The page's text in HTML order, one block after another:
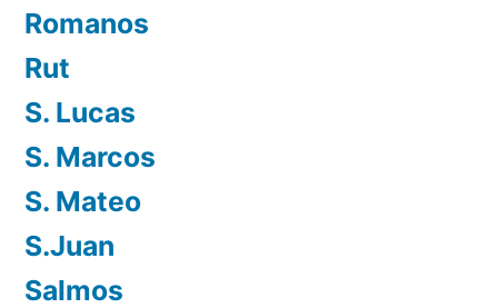
Romanos
Rut
S. Lucas
S. Marcos
S. Mateo
S.Juan
Salmos